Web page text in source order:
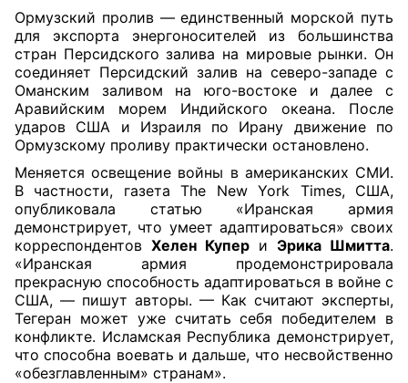
Ормузский пролив — единственный морской путь
для экспорта энергоносителей из большинства
стран Персидского залива на мировые рынки. Он
соединяет Персидский залив на северо-западе с
Оманским заливом на юго-востоке и далее с
Аравийским морем Индийского океана. После
ударов США и Израиля по Ирану движение по
Ормузскому проливу практически остановлено.
Меняется освещение войны в американских СМИ.
В частности, газета The New York Times, США,
опубликовала статью «Иранская армия
демонстрирует, что умеет адаптироваться» своих
корреспондентов Хелен Купер и Эрика Шмитта.
«Иранская армия продемонстрировала
прекрасную способность адаптироваться в войне с
США, — пишут авторы. — Как считают эксперты,
Тегеран может уже считать себя победителем в
конфликте. Исламская Республика демонстрирует,
что способна воевать и дальше, что несвойственно
«обезглавленным» странам».